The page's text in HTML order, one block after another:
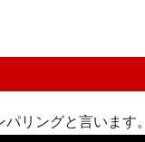
リングと言います。